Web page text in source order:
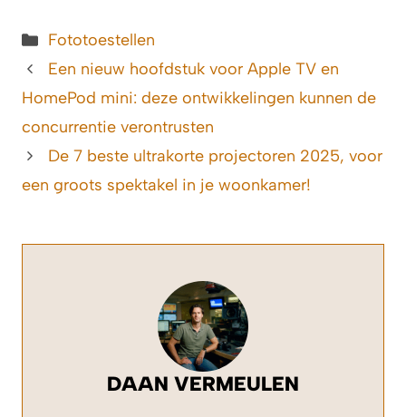
Categorieën
Fototoestellen
Een nieuw hoofdstuk voor Apple TV en
HomePod mini: deze ontwikkelingen kunnen de
concurrentie verontrusten
De 7 beste ultrakorte projectoren 2025, voor
een groots spektakel in je woonkamer!
DAAN VERMEULEN